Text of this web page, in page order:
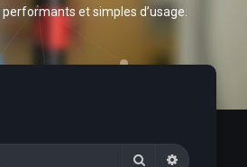
et simples d’usage.
Rechercher